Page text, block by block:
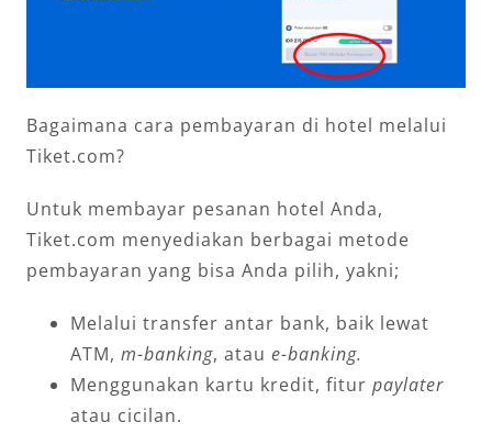
Bagaimana cara pembayaran di hotel melalui
Tiket.com?
Untuk membayar pesanan hotel Anda,
Tiket.com menyediakan berbagai metode
pembayaran yang bisa Anda pilih, yakni;
Melalui transfer antar bank, baik lewat
ATM, m-banking, atau e-banking.
Menggunakan kartu kredit, fitur paylater
atau cicilan.